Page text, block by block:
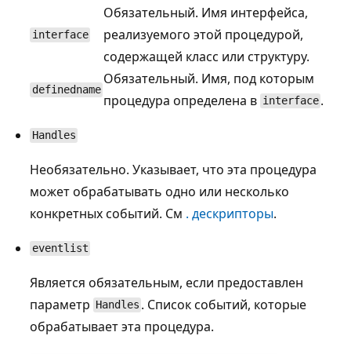
interface
Обязательный. Имя интерфейса,
реализуемого этой процедурой,
содержащей класс или структуру.
definedname
Обязательный. Имя, под которым
процедура определена в interface .
Handles
Необязательно. Указывает, что эта процедура
может обрабатывать одно или несколько
конкретных событий. См . дескрипторы.
eventlist
Является обязательным, если предоставлен
параметр Handles . Список событий, которые
обрабатывает эта процедура.